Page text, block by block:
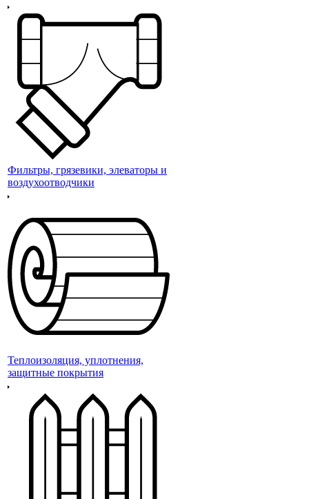
Фильтры, грязевики, элеваторы и
воздухоотводчики
Теплоизоляция, уплотнения,
защитные покрытия